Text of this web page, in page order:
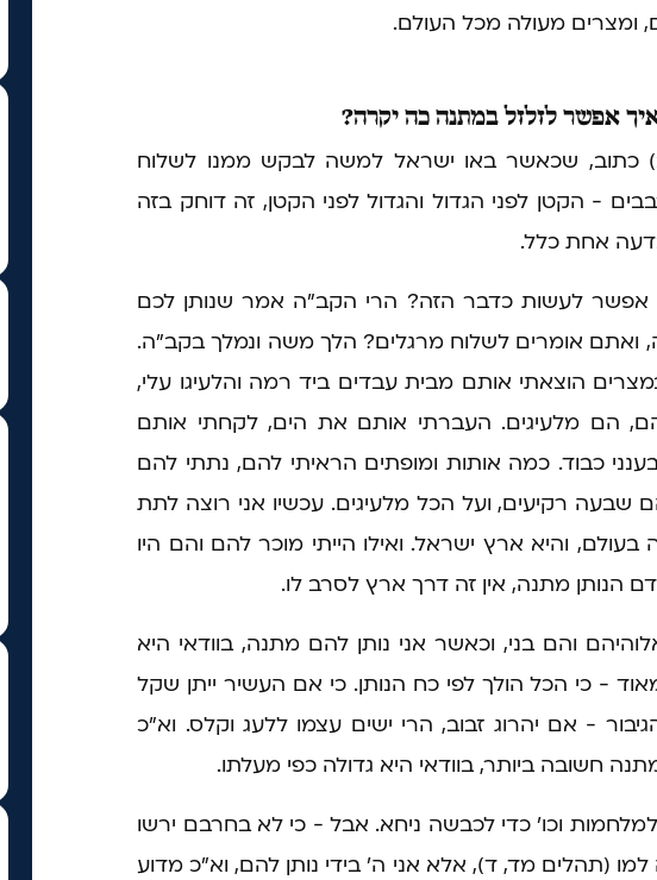
ומצרים מעולה מכל העולם.
אפשר לזלזל במתנה כה יקרה?
כתוב, שכאשר באו ישראל למשה לבקש ממנו לשלוח
- הקטן לפני הגדול והגדול לפני הקטן, זה דוחק בזה
אחת כלל.
אפשר לעשות כדבר הזה? הרי הקב"ה אמר שנותן לכם
אומרים לשלוח מרגלים? הלך משה ונמלך בקב"ה.
הוצאתי אותם מבית עבדים ביד רמה והלעיגו עלי,
הם מלעיגים. העברתי אותם את הים, לקחתי אותם
כבוד. כמה אותות ומופתים הראיתי להם, נתתי להם
שבעה רקיעים, ועל הכל מלעיגים. עכשיו אני רוצה לתת
והיא ארץ ישראל. ואילו הייתי מוכר להם והם היו
הנותן מתנה, אין זה דרך ארץ לסרב לו.
והם בני, וכאשר אני נותן להם מתנה, בוודאי היא
- כי הכל הולך לפי כח הנותן. כי אם העשיר ייתן שקל
- אם יהרוג זבוב, הרי ישים עצמו ללעג וקלס. וא"כ
חשובה ביותר, בוודאי היא גדולה כפי מעלתו.
למלחמות וכו' כדי לכבשה ניחא. אבל - כי לא בחרבם ירשו
(תהלים מד, ד), אלא אני ה' בידי נותן להם, וא"כ מדוע